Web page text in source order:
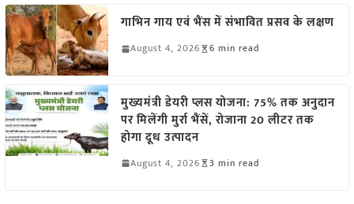
गाभिन गाय एवं भैंस में संभावित प्रसव के लक्षण
August 4, 2026 6 min read
मुख्यमंत्री डेयरी प्लस योजना: 75% तक अनुदान
पर मिलेंगी मुर्रा भैंसें, रोजाना 20 लीटर तक
होगा दूध उत्पादन
August 4, 2026 3 min read